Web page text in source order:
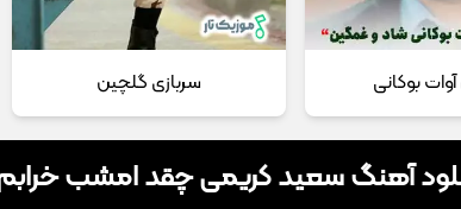
بوکانی سربازی گلچین
آهنگ سعید کریمی چقد امشب